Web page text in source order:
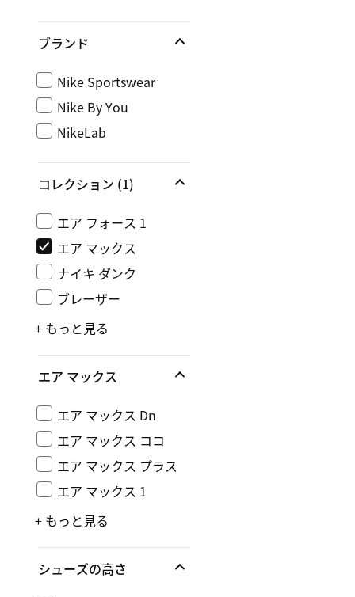
ブランド
Nike Sportswear
Nike By You
NikeLab
コレクション (1)
エア フォース 1
エア マックス
ナイキ ダンク
ブレーザー
+ もっと見る
エア マックス
エア マックス Dn
エア マックス ココ
エア マックス プラス
エア マックス 1
+ もっと見る
シューズの高さ